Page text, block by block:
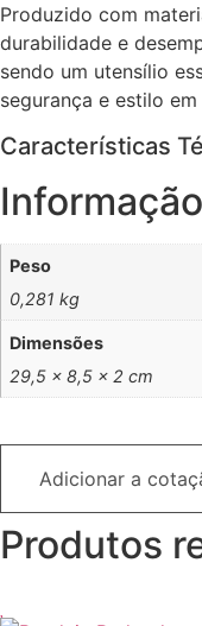
Produzido com
durabilidade e
sendo um utensílio
segurança e estilo
Características
Peso
0,281 kg
Dimensões
29,5 × 8,5 × 2 cm
Adicionar a
Produtos